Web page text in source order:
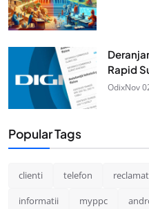
Rapid
OdixNov
Popular Tags
clienti telefon
informatii myppc